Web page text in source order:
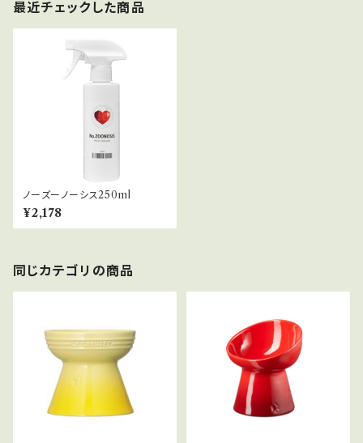
最近チェックした商品
ノーズーノーシス250ml
¥2,178
同じカテゴリの商品